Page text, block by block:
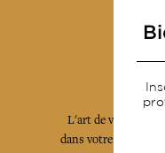
L'art de vivre
dans votre boîte